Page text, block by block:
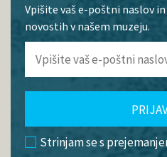
Vpišite vaš e-poštni naslov
novostih v našem muzeju.
Strinjam se s